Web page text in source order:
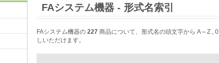
FAシステム機器 - 形式名索引
FAシステム機器の 227 商品について、形式名の頭文字から A～Z ,
しいただけます。